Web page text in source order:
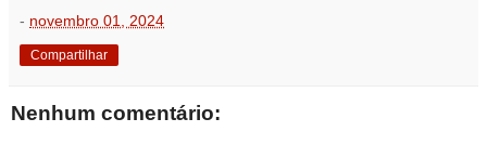
- novembro 01, 2024
Compartilhar
Nenhum comentário: